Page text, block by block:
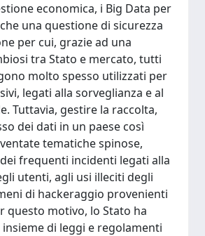
economica, i Big Data per
una questione di sicurezza
per cui, grazie ad una
tra Stato e mercato, tutti
molto spesso utilizzati per
legati alla sorveglianza e al
Tuttavia, gestire la raccolta,
dei dati in un paese così
tematiche spinose,
frequenti incidenti legati alla
utenti, agli usi illeciti degli
di hackeraggio provenienti
questo motivo, lo Stato ha
di leggi e regolamenti